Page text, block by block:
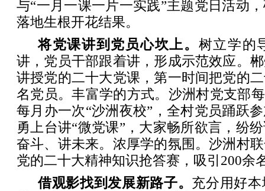
与“一月一课一片一实践”主题党日活动
落地生根开花结果。
将党课讲到党员心坎上。 树立学的
讲，党员干部跟着讲，形成示范效应。
讲授党的二十大党课，第一时间把党的
名党员。丰富学的方式。沙洲村党支部
每月办一次“沙洲夜校”，全村党员踊跃
勇上台讲“微党课”，大家畅所欲言，纷
奋斗、讲未来。浓厚学的氛围。沙洲村
党的二十大精神知识抢答赛，吸引200余
借观影找到发展新路子。 充分用好